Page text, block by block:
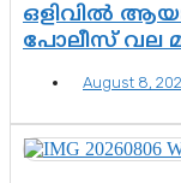
ഒളിവിൽ
പോലീസ് വല
എന്നത്
എന്തൊക്കെ
August 8,